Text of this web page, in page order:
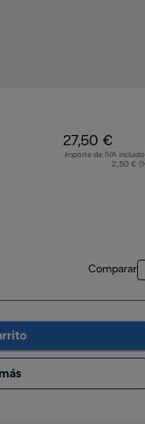
27,50 €
Importe de IVA
2,50 €
Comparar